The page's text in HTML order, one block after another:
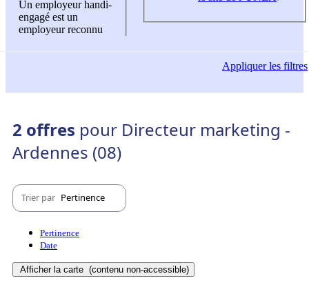
Un employeur handi-
engagé est un
employeur reconnu
Appliquerles filtres
2 offres pour Directeur marketing -
Ardennes (08)
Trier par Pertinence
Pertinence
Date
Afficher la carte (contenu non-accessible)